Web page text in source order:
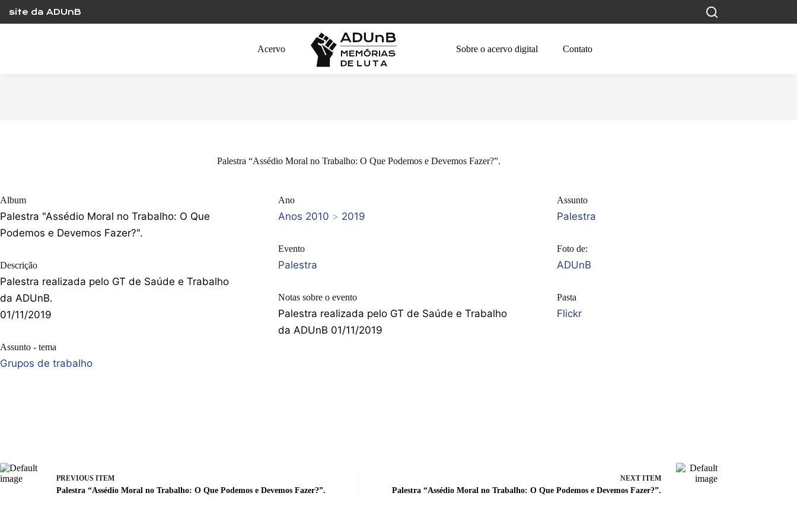
content
site da ADUnB
Acervo Sobre o acervo digital Contato
Palestra “Assédio Moral no Trabalho: O Que Podemos e Devemos Fazer?”.
Album
Palestra "Assédio Moral no Trabalho: O Que
Podemos e Devemos Fazer?".
Descrição
Palestra realizada pelo GT de Saúde e Trabalho
da ADUnB.
01/11/2019
Assunto - tema
Grupos de trabalho
Ano
Anos 2010 > 2019
Evento
Palestra
Notas sobre o evento
Palestra realizada pelo GT de Saúde e Trabalho
da ADUnB 01/11/2019
Assunto
Palestra
Foto de:
ADUnB
Pasta
Flickr
PREVIOUS ITEM
Palestra “Assédio Moral no Trabalho: O Que Podemos e Devemos Fazer?”.
NEXT ITEM
Palestra “Assédio Moral no Trabalho: O Que Podemos e Devemos Fazer?”.